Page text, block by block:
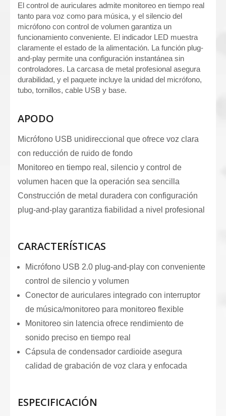
El control de auriculares admite monitoreo en tiempo real
tanto para voz como para música, y el silencio del
micrófono con control de volumen garantiza un
funcionamiento conveniente. El indicador LED muestra
claramente el estado de la alimentación. La función plug-
and-play permite una configuración instantánea sin
controladores. La carcasa de metal profesional asegura
durabilidad, y el paquete incluye la unidad del micrófono,
tubo, tornillos, cable USB y base.
APODO
Micrófono USB unidireccional que ofrece voz clara
con reducción de ruido de fondo
Monitoreo en tiempo real, silencio y control de
volumen hacen que la operación sea sencilla
Construcción de metal duradera con configuración
plug-and-play garantiza fiabilidad a nivel profesional
CARACTERÍSTICAS
Micrófono USB 2.0 plug-and-play con conveniente
control de silencio y volumen
Conector de auriculares integrado con interruptor
de música/monitoreo para monitoreo flexible
Monitoreo sin latencia ofrece rendimiento de
sonido preciso en tiempo real
Cápsula de condensador cardioide asegura
calidad de grabación de voz clara y enfocada
ESPECIFICACIÓN